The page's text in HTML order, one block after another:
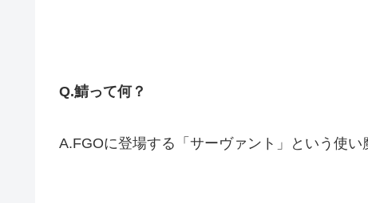
Q.鯖って何？
A.FGOに登場する「サーヴァント」という使